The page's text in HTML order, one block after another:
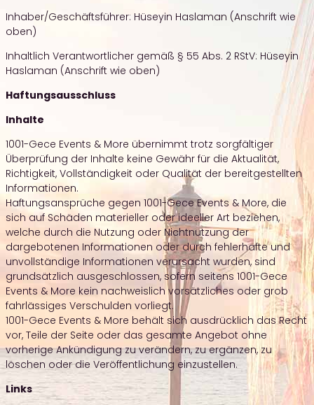
Inhaber/Geschäftsführer: Hüseyin Haslaman (Anschrift wie
oben)
Inhaltlich Verantwortlicher gemäß § 55 Abs. 2 RStV: Hüseyin
Haslaman (Anschrift wie oben)
Haftungsausschluss
Inhalte
1001-Gece Events & More übernimmt trotz sorgfältiger
Überprüfung der Inhalte keine Gewähr für die Aktualität,
Richtigkeit, Vollständigkeit oder Qualität der bereitgestellten
Informationen.
Haftungsansprüche gegen 1001-Gece Events & More, die
sich auf Schäden materieller oder ideeller Art beziehen,
welche durch die Nutzung oder Nichtnutzung der
dargebotenen Informationen oder durch fehlerhafte und
unvollständige Informationen verursacht wurden, sind
grundsätzlich ausgeschlossen, sofern seitens 1001-Gece
Events & More kein nachweislich vorsätzliches oder grob
fahrlässiges Verschulden vorliegt.
1001-Gece Events & More behält sich ausdrücklich das Recht
vor, Teile der Seite oder das gesamte Angebot ohne
vorherige Ankündigung zu verändern, zu ergänzen, zu
löschen oder die Veröffentlichung einzustellen.
Links